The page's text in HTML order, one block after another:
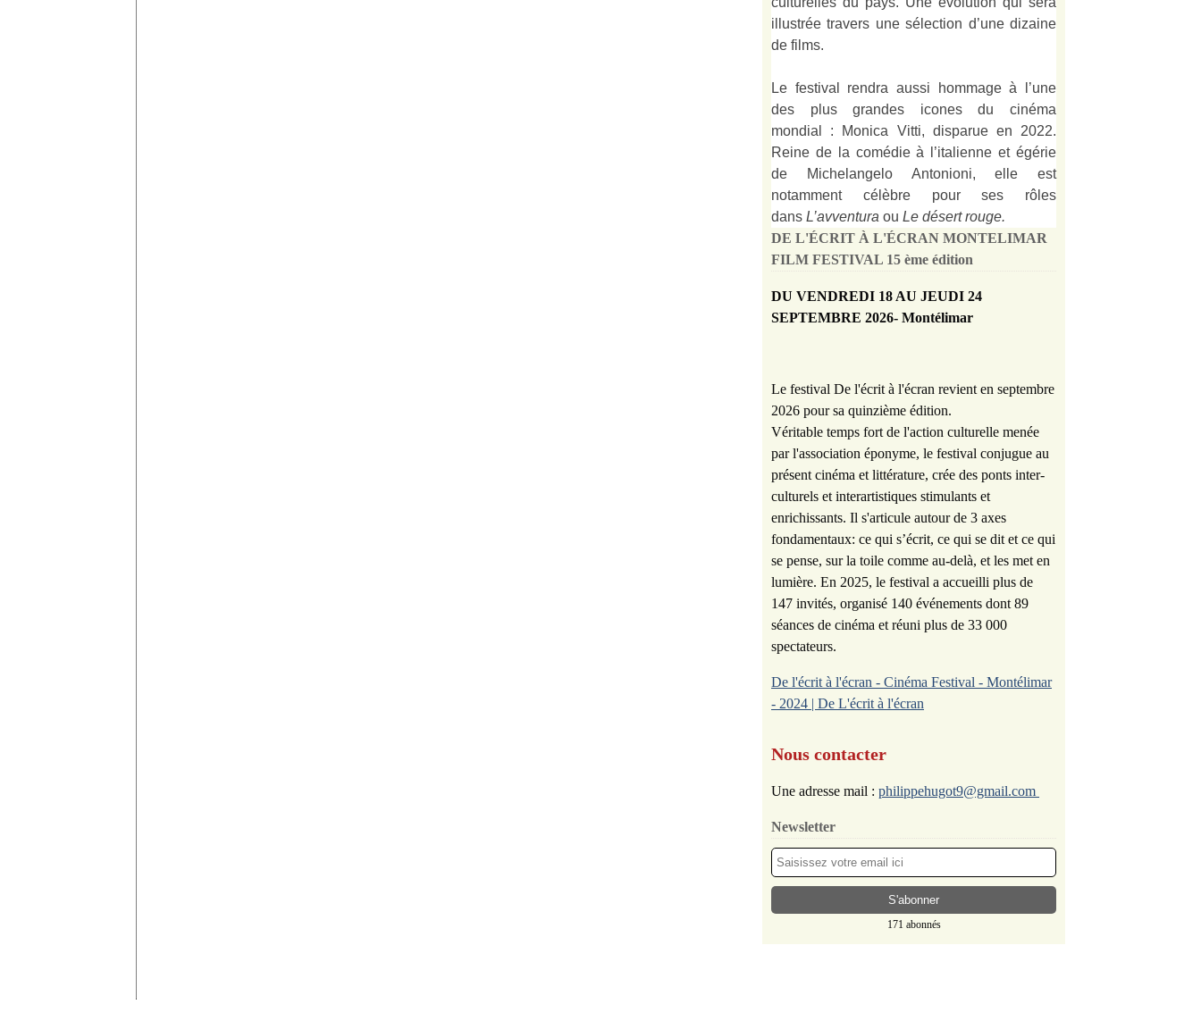
illustrée travers une sélection d’une dizaine
de films.
Le festival rendra aussi hommage à l’une
des plus grandes icones du cinéma
mondial : Monica Vitti, disparue en 2022.
Reine de la comédie à l’italienne et égérie
de Michelangelo Antonioni, elle est
notamment célèbre pour ses rôles
dans L’avventura ou Le désert rouge.
DE L'ÉCRIT À L'ÉCRAN MONTELIMAR
FILM FESTIVAL 15 ème édition
DU VENDREDI 18 AU JEUDI 24
SEPTEMBRE 2026- Montélimar
Le festival De l'écrit à l'écran revient en septembre
2026 pour sa quinzième édition.
Véritable temps fort de l'action culturelle menée
par l'association éponyme, le festival conjugue au
présent cinéma et littérature, crée des ponts inter-
culturels et interartistiques stimulants et
enrichissants. Il s'articule autour de 3 axes
fondamentaux: ce qui s’écrit, ce qui se dit et ce qui
se pense, sur la toile comme au-delà, et les met en
lumière. En 2025, le festival a accueilli plus de
147 invités, organisé 140 événements dont 89
séances de cinéma et réuni plus de 33 000
spectateurs.
De l'écrit à l'écran - Cinéma Festival - Montélimar
- 2024 | De L'écrit à l'écran
Nous contacter
Une adresse mail : philippehugot9@gmail.com
Newsletter
171 abonnés